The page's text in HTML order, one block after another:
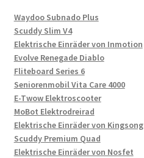
Waydoo Subnado Plus
Scuddy Slim V4
Elektrische Einräder von Inmotion
Evolve Renegade Diablo
Fliteboard Series 6
Seniorenmobil Vita Care 4000
E-Twow Elektroscooter
MoBot Elektrodreirad
Elektrische Einräder von Kingsong
Scuddy Premium Quad
Elektrische Einräder von Nosfet